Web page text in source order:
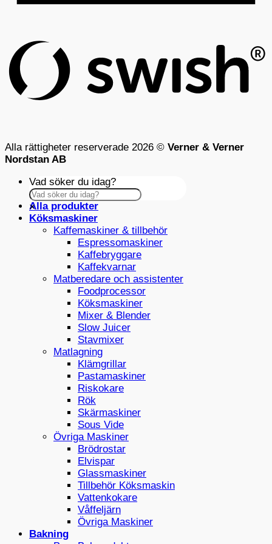
Alla rättigheter reserverade 2026 © Verner & Verner
Nordstan AB
Vad söker du idag?
×
Alla produkter
Köksmaskiner
Kaffemaskiner & tillbehör
Espressomaskiner
Kaffebryggare
Kaffekvarnar
Matberedare och assistenter
Foodprocessor
Köksmaskiner
Mixer & Blender
Slow Juicer
Stavmixer
Matlagning
Klämgrillar
Pastamaskiner
Riskokare
Rök
Skärmaskiner
Sous Vide
Övriga Maskiner
Brödrostar
Elvispar
Glassmaskiner
Tillbehör Köksmaskin
Vattenkokare
Våffeljärn
Övriga Maskiner
Bakning